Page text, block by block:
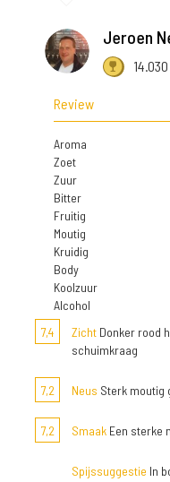
Jeroen
14.030
Review
Aroma
Zoet
Zuur
Bitter
Fruitig
Moutig
Kruidig
Body
Koolzuur
Alcohol
7,4
Zicht Donker rood
schuimkraag
7,2 Neus Sterk moutig
7,2 Smaak Een sterke
Spijssuggestie In